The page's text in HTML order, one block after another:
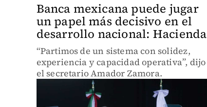
Banca mexicana puede jugar
un papel más decisivo en el
desarrollo nacional: Hacienda
“Partimos de un sistema con solidez,
experiencia y capacidad operativa”, dijo
el secretario Amador Zamora.